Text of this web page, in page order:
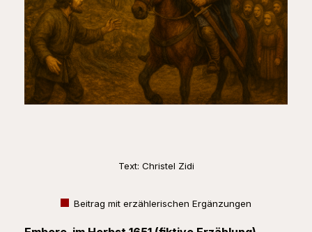
Text: Christel Zidi
Beitrag mit erzählerischen Ergänzungen